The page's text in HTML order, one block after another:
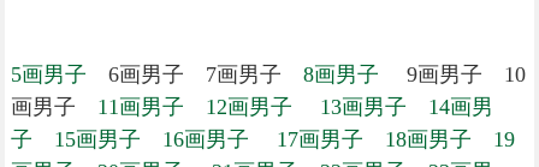
5画男子 6画男子 7画男子 8画男子 9画男子 10
画男子 11画男子 12画男子 13画男子
14画男
子
15画男子 16画男子 17画男子 18画男子
19